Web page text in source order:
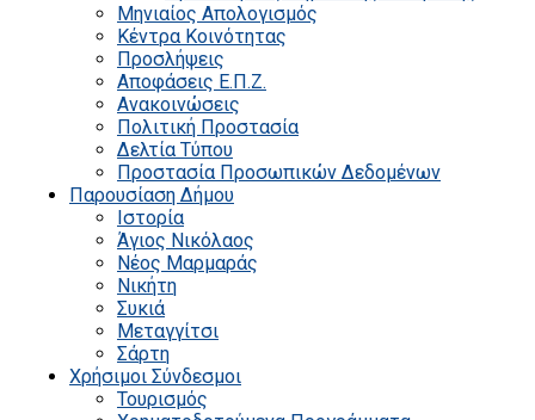
Μηνιαίος Απολογισμός
Κέντρα Κοινότητας
Προσλήψεις
Αποφάσεις Ε.Π.Ζ.
Ανακοινώσεις
Πολιτική Προστασία
Δελτία Τύπου
Προστασία Προσωπικών Δεδομένων
Παρουσίαση Δήμου
Ιστορία
Άγιος Νικόλαος
Νέος Μαρμαράς
Νικήτη
Συκιά
Μεταγγίτσι
Σάρτη
Χρήσιμοι Σύνδεσμοι
Τουρισμός